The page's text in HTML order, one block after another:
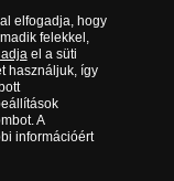
elfogadja, hogy
felekkel,
el a süti
használjuk, így
A
információért